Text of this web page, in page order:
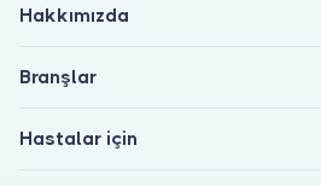
Hakkımızda
Branşlar
Hastalar için